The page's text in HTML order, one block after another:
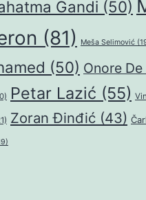
Gandi (50)
(81) Meša Selimović
(50) Onore
Petar Lazić (55)
Zoran Đinđić (43)